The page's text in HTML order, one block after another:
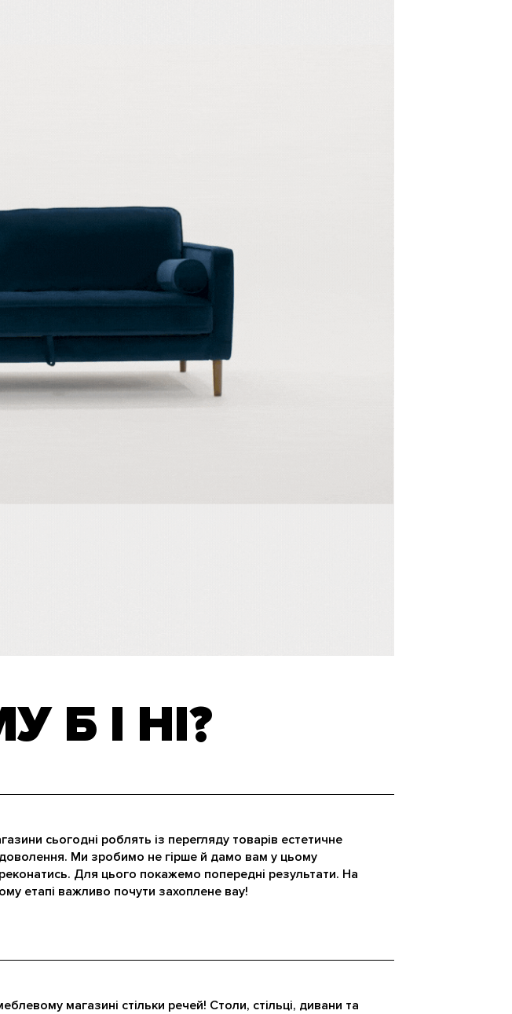
Б І НІ?
сьогодні роблять із перегляду товарів естетичне
Ми зробимо не гірше й дамо вам у цьому
Для цього покажемо попередні результати. На
етапі важливо почути захоплене вау!
магазині стільки речей! Столи, стільці, дивани та